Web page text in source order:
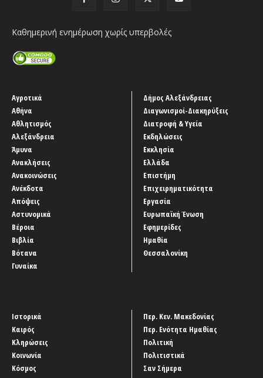
Καθημερινή ενημέρωση χωρίς υπερβολές
Αγροτικά
Αθήνα
Αθλητισμός
Αλεξάνδρεια
Άμυνα
Ανακλήσεις
Ανακοινώσεις
Ανέκδοτα
Απόψεις
Αστυνομικά
Βέροια
Βιβλία
Βότανα
Γυναίκα
Δήμος Αλεξάνδρειας
Διαγωνισμοί-Διακηρύξεις
Διατροφή & Υγεία
Εκδηλώσεις
Εκκλησία
Ελλάδα
Επιστήμη
Επιχειρηματικότητα
Εργασία
Ευρωπαϊκή Ένωση
Εφημερίδες
Ημαθία
Θεσσαλονίκη
Ιστορικά
Καιρός
Κληρώσεις
Κοινωνία
Κόσμος
Περ. Κεν. Μακεδονίας
Περ. Ενότητα Ημαθίας
Πολιτική
Πολιτιστικά
Σαν Σήμερα